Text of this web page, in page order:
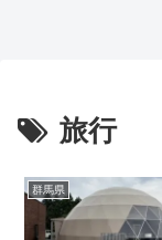
旅行
群馬県